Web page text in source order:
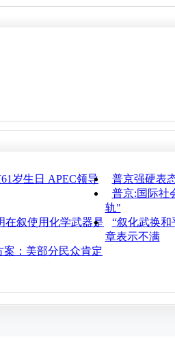
岁生日 APEC领导
普京强硬表
普京:国际社
轨"
在叙使用化学武器是
“叙化武换和
章表示不满
案：美部分民众肯定